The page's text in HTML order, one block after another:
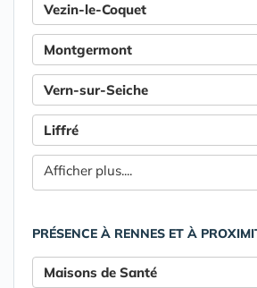
Vezin-le-Coquet
Montgermont
Vern-sur-Seiche
Liffré
Afficher plus....
PRÉSENCE À RENNES ET À
Maisons de Santé